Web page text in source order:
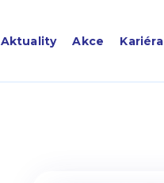
Aktuality Akce Kariéra